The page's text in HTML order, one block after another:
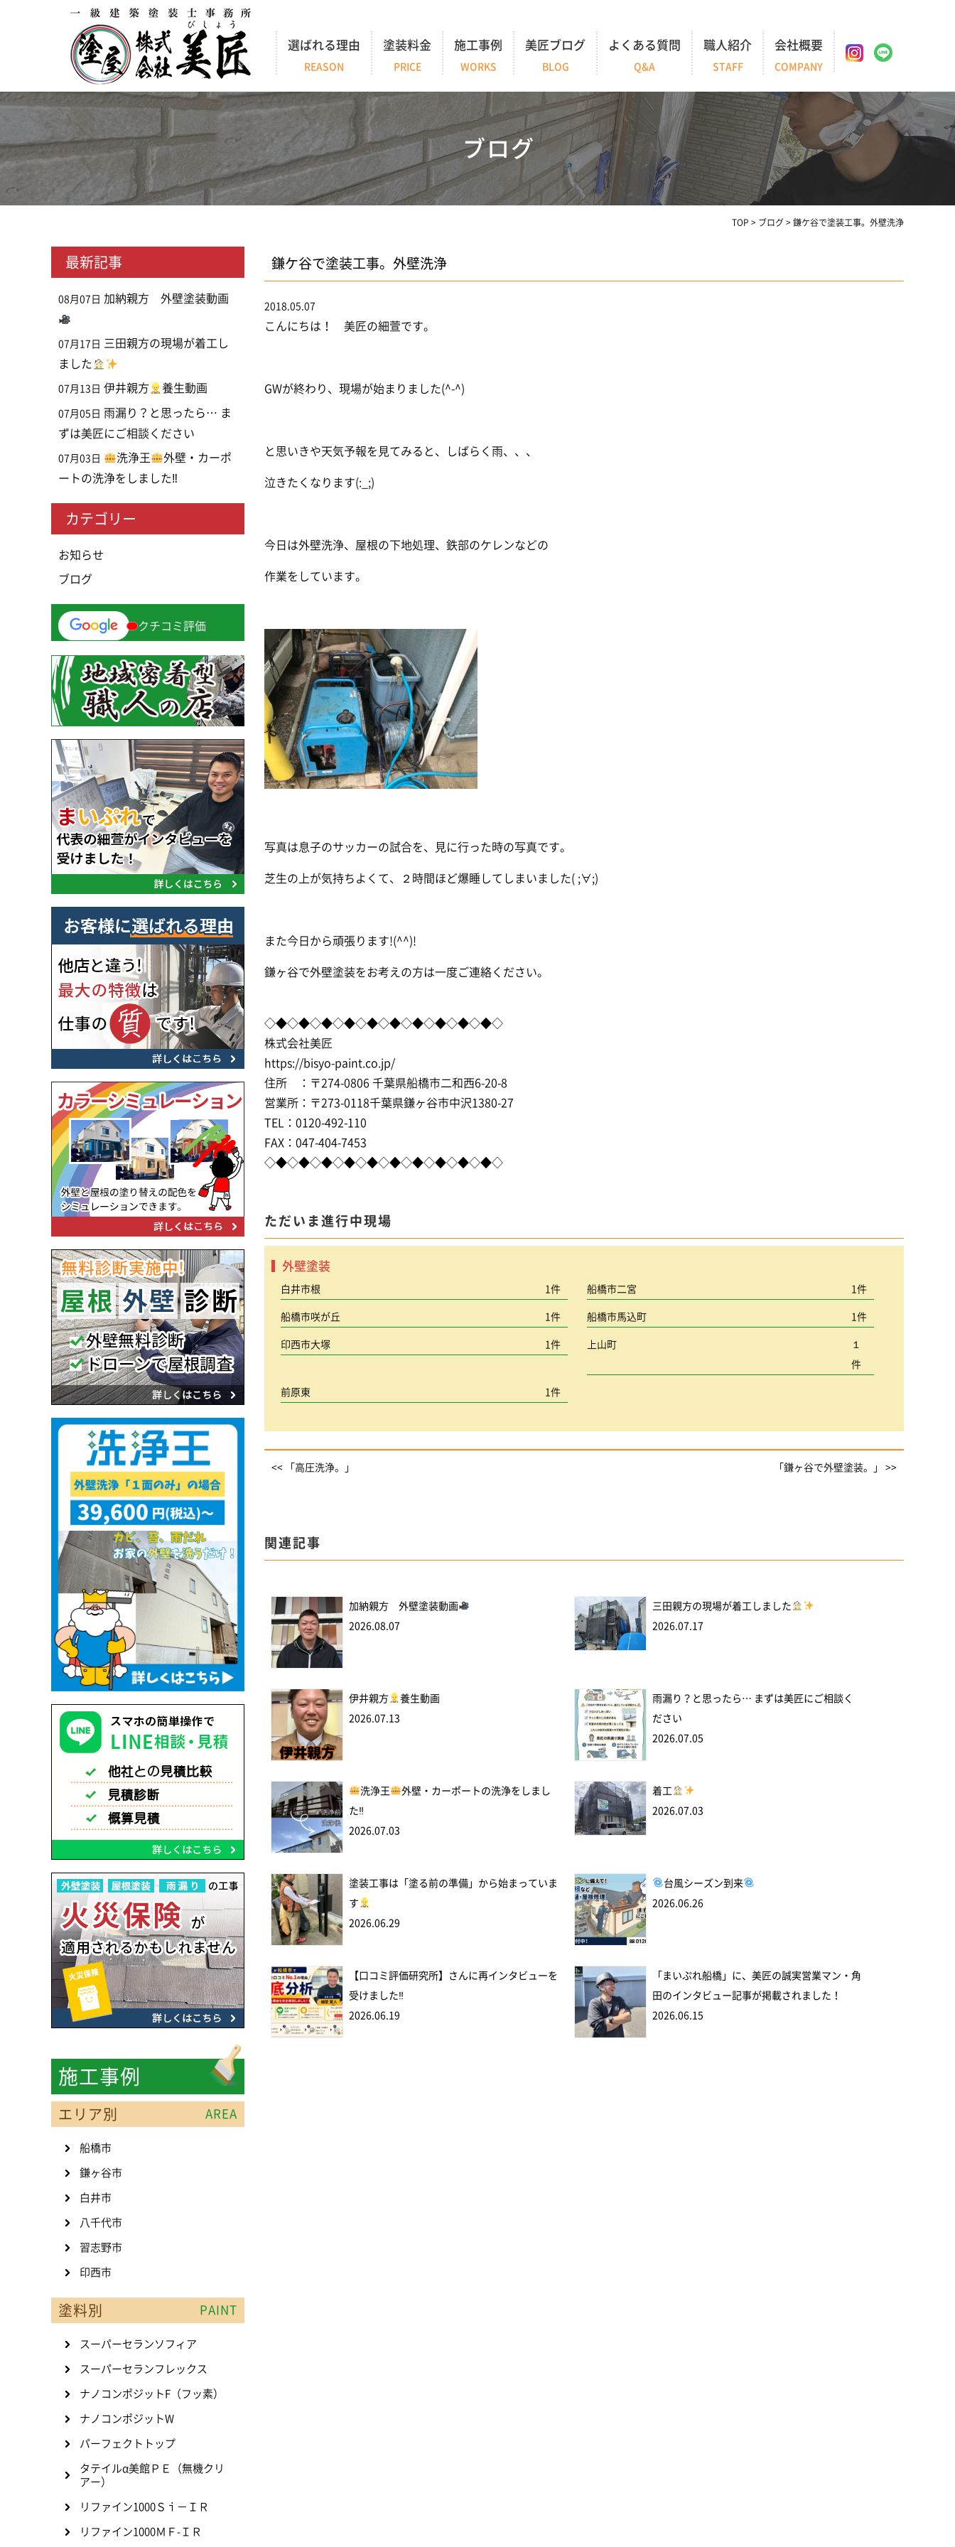
選ばれる理由
REASON
塗装料金
PRICE
施工事例
WORKS
美匠ブログ
BLOG
よくある質問
Q&A
職人紹介
STAFF
会社概要
COMPANY
ブログ
TOP > ブログ > 鎌ケ谷で塗装工事。外壁洗浄
鎌ケ谷で塗装工事。外壁洗浄
2018.05.07
こんにちは！ 美匠の細萱です。
GWが終わり、現場が始まりました(^-^)
と思いきや天気予報を見てみると、しばらく雨、、、
泣きたくなります(:_;)
今日は外壁洗浄、屋根の下地処理、鉄部のケレンなどの
作業をしています。
写真は息子のサッカーの試合を、見に行った時の写真です。
芝生の上が気持ちよくて、２時間ほど爆睡してしまいました( ;∀;)
また今日から頑張ります!(^^)!
鎌ヶ谷で外壁塗装をお考えの方は一度ご連絡ください。
◇◆◇◆◇◆◇◆◇◆◇◆◇◆◇◆◇◆◇◆◇
株式会社美匠
https://bisyo-paint.co.jp/
住所 ：〒274-0806 千葉県船橋市二和西6-20-8
営業所：〒273-0118千葉県鎌ヶ谷市中沢1380-27
TEL：0120-492-110
FAX：047-404-7453
◇◆◇◆◇◆◇◆◇◆◇◆◇◆◇◆◇◆◇◆◇
ただいま進行中現場
外壁塗装
白井市根 1件 船橋市二宮 1件
船橋市咲が丘 1件 船橋市馬込町 1件
印西市大塚 1件 上山町
１
件
前原東 1件
<< 「高圧洗浄。」 「鎌ヶ谷で外壁塗装。」 >>
関連記事
加納親方 外壁塗装動画
2026.08.07
三田親方の現場が着工しました
2026.07.17
伊井親方
養生動画
2026.07.13
雨漏り？と思ったら… まずは美匠にご相談く
ださい
2026.07.05
洗浄王
外壁・カーポートの洗浄をしまし
た‼
2026.07.03
着工
2026.07.03
塗装工事は「塗る前の準備」から始まっていま
す
2026.06.29
台風シーズン到来
2026.06.26
【口コミ評価研究所】さんに再インタビューを
受けました‼
2026.06.19
「まいぷれ船橋」に、美匠の誠実営業マン・角
田のインタビュー記事が掲載されました！
2026.06.15
最新記事
08月07日 加納親方 外壁塗装動画
07月17日
三田親方の現場が着工し
ました
07月13日 伊井親方 養生動画
07月05日 雨漏り？と思ったら… ま
ずは美匠にご相談ください
07月03日 洗浄王
外壁・カーポ
ートの洗浄をしました‼
カテゴリー
お知らせ
ブログ
クチコミ評価
施工事例
エリア別 AREA
船橋市
鎌ヶ谷市
白井市
八千代市
習志野市
印西市
塗料別 PAINT
スーパーセランソフィア
スーパーセランフレックス
ナノコンポジットF（フッ素）
ナノコンポジットW
パーフェクトトップ
タテイルα美館ＰＥ（無機クリ
アー）
リファイン1000Ｓｉ－ＩＲ
リファイン1000ＭＦ-ＩＲ